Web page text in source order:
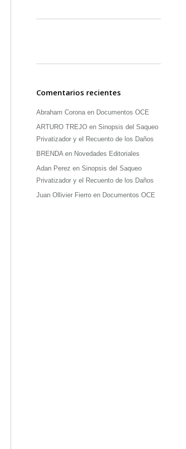
Comentarios recientes
Abraham Coronaen Documentos OCE
ARTURO TREJOen Sinopsis del Saqueo
Privatizador y el Recuento de los Daños
BRENDAen Novedades Editoriales
Adan Perez en Sinopsis del Saqueo
Privatizador y el Recuento de los Daños
Juan Ollivier Fierroen Documentos OCE